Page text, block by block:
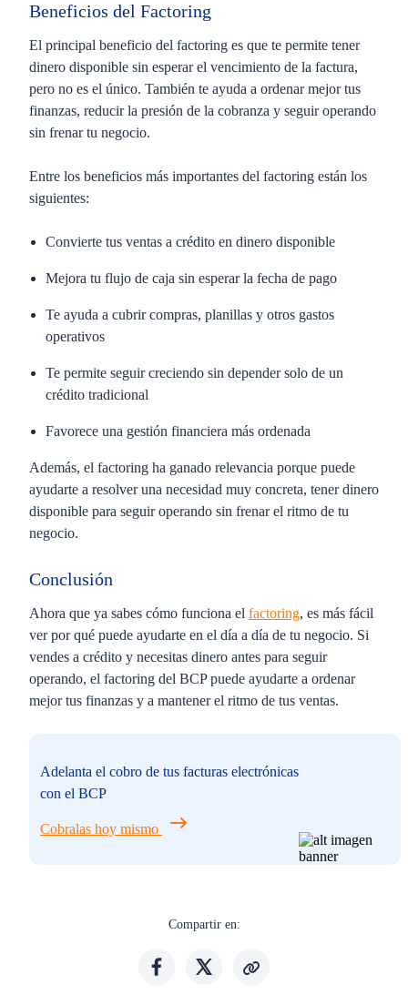
Beneficios del Factoring
El principal beneficio del factoring es que te permite tener
dinero disponible sin esperar el vencimiento de la factura,
pero no es el único. También te ayuda a ordenar mejor tus
finanzas, reducir la presión de la cobranza y seguir operando
sin frenar tu negocio.
Entre los beneficios más importantes del factoring están los
siguientes:
Convierte tus ventas a crédito en dinero disponible
Mejora tu flujo de caja sin esperar la fecha de pago
Te ayuda a cubrir compras, planillas y otros gastos
operativos
Te permite seguir creciendo sin depender solo de un
crédito tradicional
Favorece una gestión financiera más ordenada
Además, el factoring ha ganado relevancia porque puede
ayudarte a resolver una necesidad muy concreta, tener dinero
disponible para seguir operando sin frenar el ritmo de tu
negocio.
Conclusión
Ahora que ya sabes cómo funciona el factoring, es más fácil
ver por qué puede ayudarte en el día a día de tu negocio. Si
vendes a crédito y necesitas dinero antes para seguir
operando, el factoring del BCP puede ayudarte a ordenar
mejor tus finanzas y a mantener el ritmo de tus ventas.
Adelanta el cobro de tus facturas electrónicas
con el BCP
Cobralas hoy mismo
Compartir en: